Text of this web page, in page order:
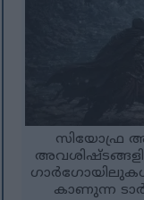
സിയോഫ്ര
കാണുന്ന